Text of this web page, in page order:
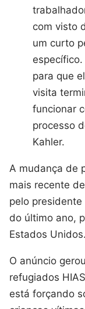
com visto
um curto
para que
visita
funcionar
processo
Kahler.
A mudança de
mais recente
pelo presidente
do último ano,
Estados Unidos.
O anúncio
refugiados
está forçando